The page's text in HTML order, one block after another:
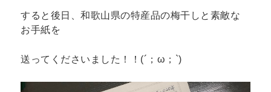
すると後日、和歌山県の特産品の梅干しと素敵な
お手紙を
送ってくださいました！！(´；ω；`)